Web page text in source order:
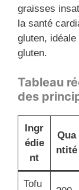
graisses
la santé
gluten,
gluten.
Tableau
des
Ingr
édie
nt
Qua
ntité
Tofu